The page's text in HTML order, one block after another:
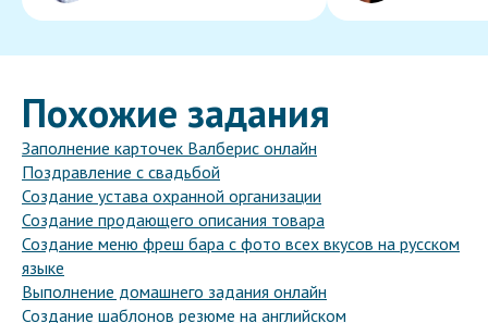
Похожие задания
Заполнение карточек Валберис онлайн
Поздравление с свадьбой
Создание устава охранной организации
Создание продающего описания товара
Создание меню фреш бара с фото всех вкусов на русском
языке
Выполнение домашнего задания онлайн
Создание шаблонов резюме на английском